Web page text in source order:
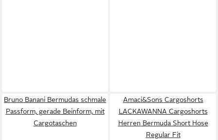
Bruno Banani Bermudas schmale
Passform, gerade Beinform, mit
Cargotaschen
Amaci&Sons Cargoshorts
LACKAWANNA Cargoshorts
Herren Bermuda Short Hose
Regular Fit